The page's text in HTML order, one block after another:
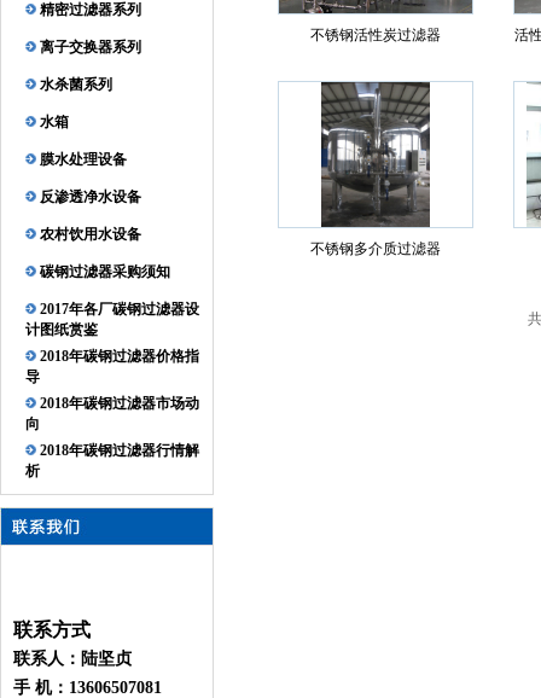
精密过滤器系列
离子交换器系列
水杀菌系列
水箱
膜水处理设备
反渗透净水设备
农村饮用水设备
碳钢过滤器采购须知
2017年各厂碳钢过滤器设
计图纸赏鉴
2018年碳钢过滤器价格指
导
2018年碳钢过滤器市场动
向
2018年碳钢过滤器行情解
析
联系方式
联系人：陆坚贞
手 机：13606507081
不锈钢活性炭过滤器
不锈钢多介质过滤器